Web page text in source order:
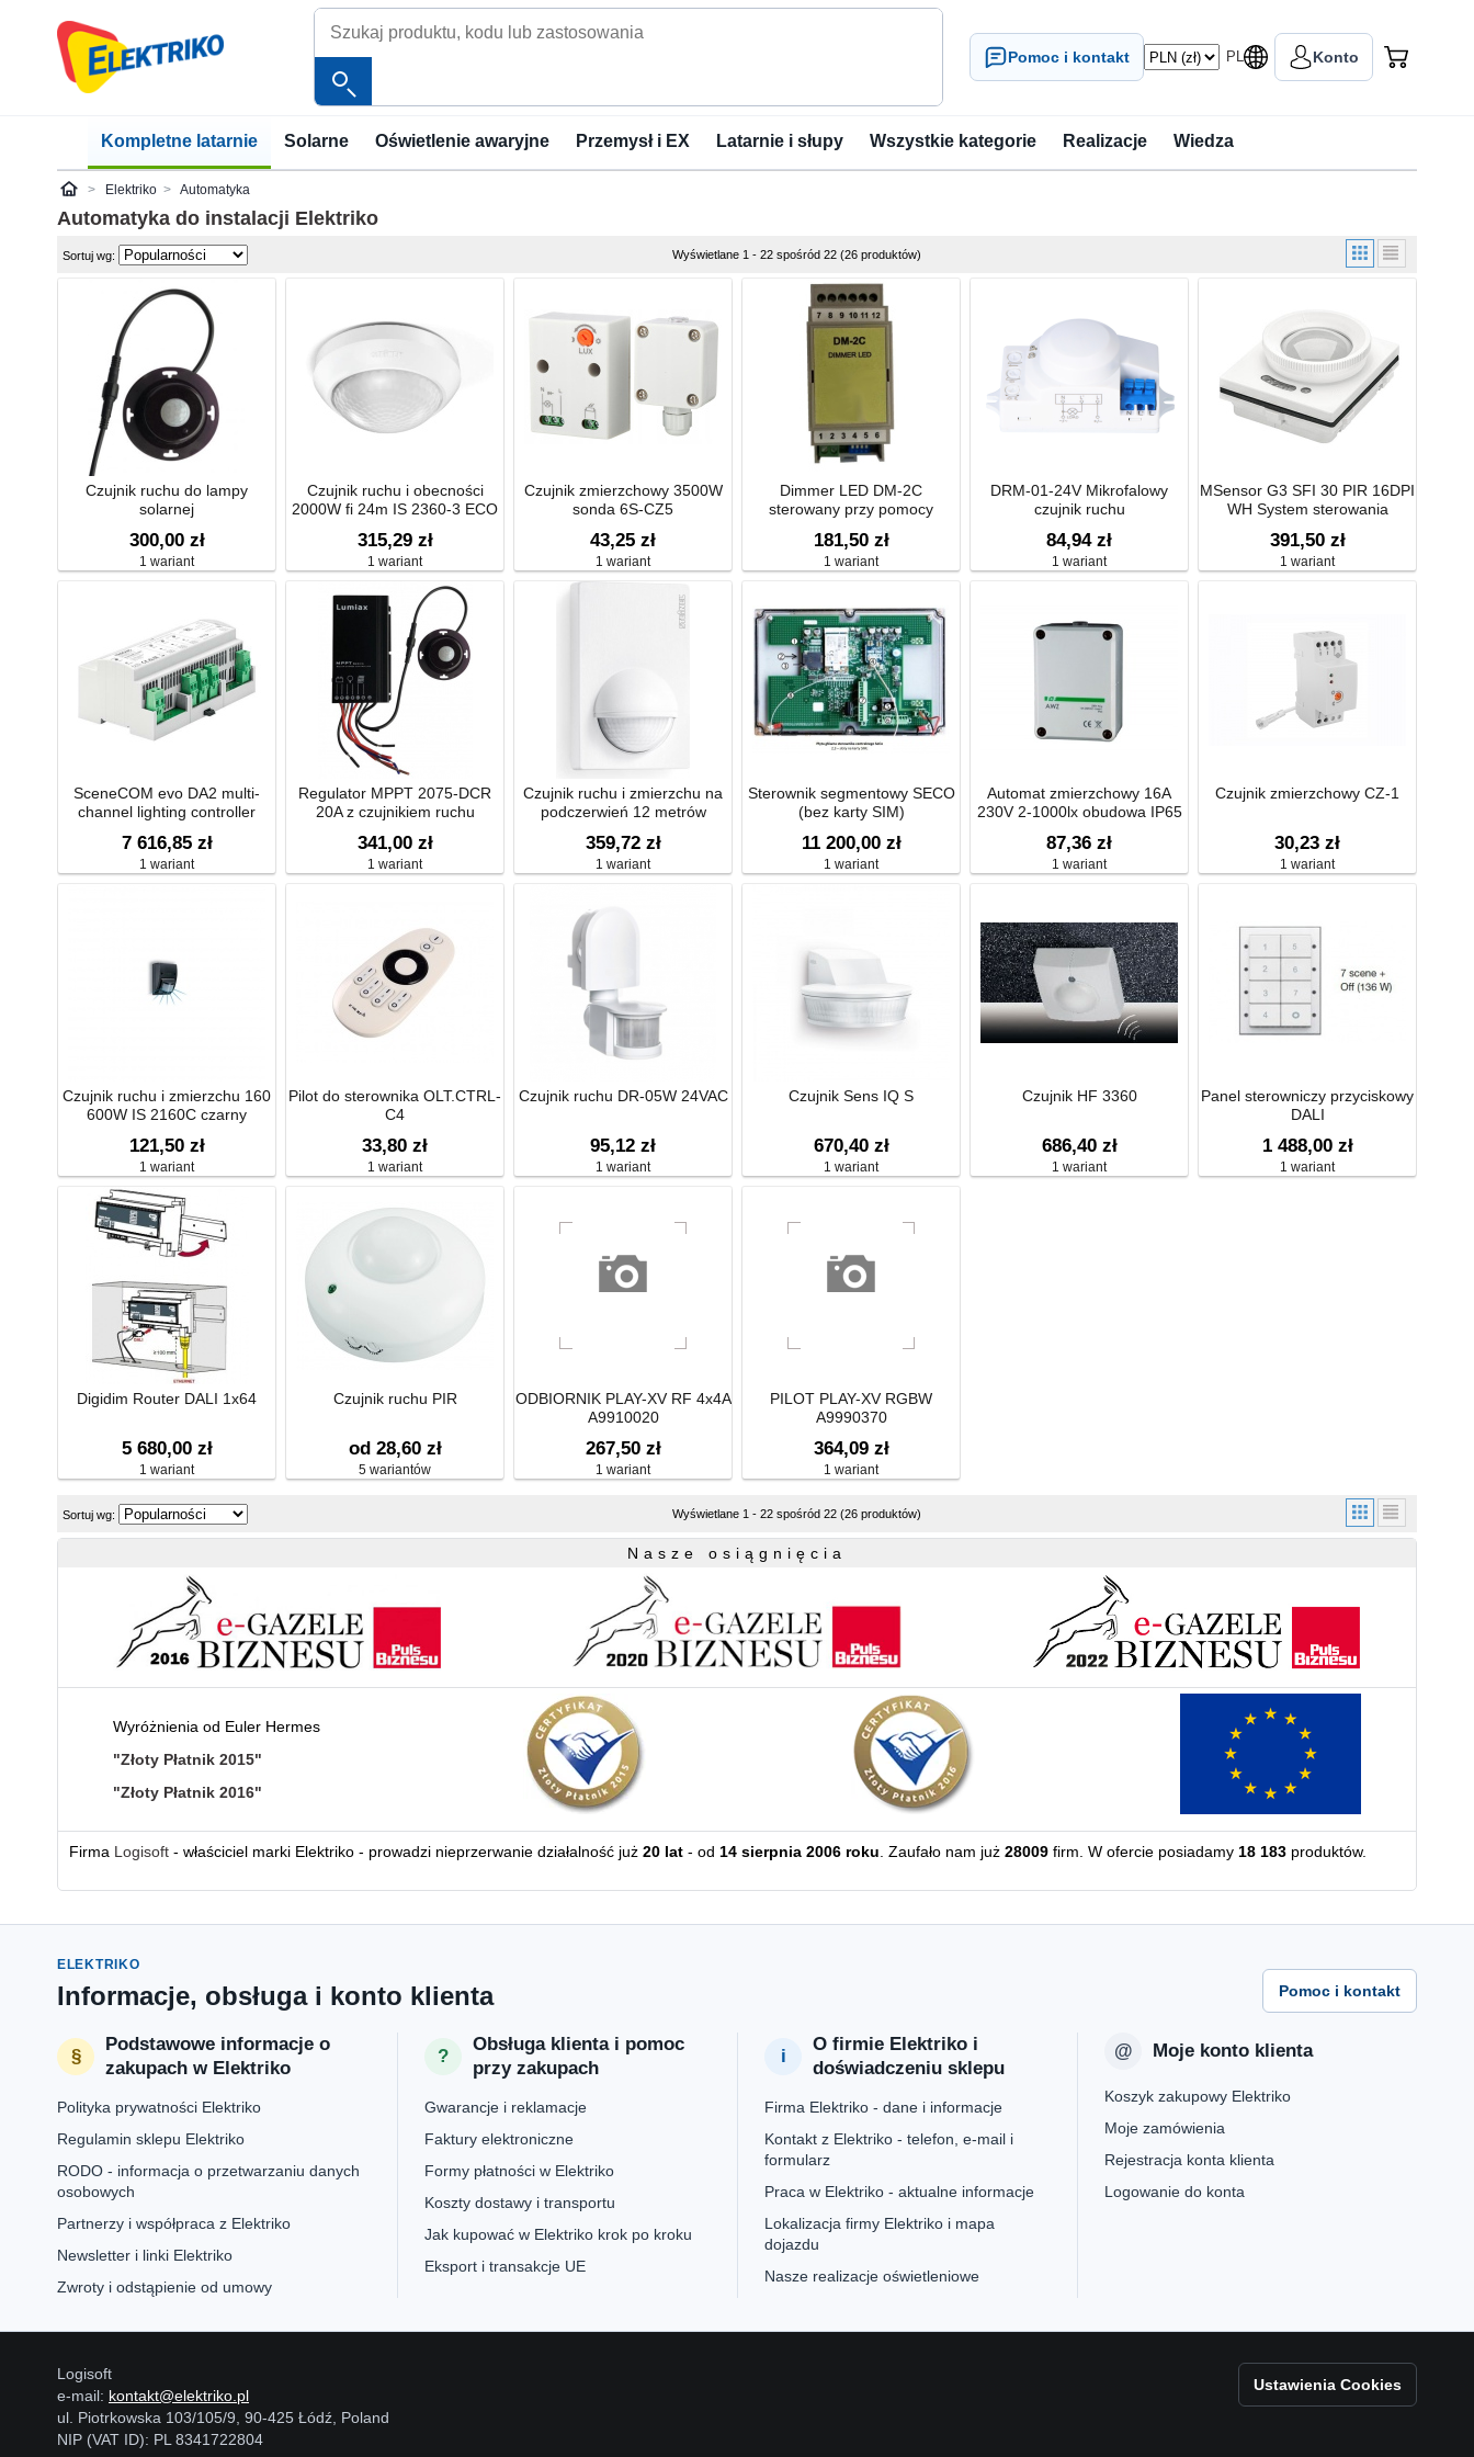
Pomoc i kontakt PL Konto
Kompletne latarnie Solarne Oświetlenie awaryjne Przemysł i EX Latarnie i słupy Wszystkie kategorie Realizacje Wiedza
ElektrikoElektriko Automatyka
Automatyka do instalacji Elektriko
Sortuj wg: Wyświetlane 1 - 22 spośród 22 (26 produktów)
Czujnik ruchu do lampy
solarnej
300,00 zł
1 wariant
Czujnik ruchu i obecności
2000W fi 24m IS 2360‑3 ECO
315,29 zł
1 wariant
Czujnik zmierzchowy 3500W
sonda 6S-CZ5
43,25 zł
1 wariant
Dimmer LED DM-2C
sterowany przy pomocy
(chwilowych)
181,50 zł
1 wariant
DRM-01-24V Mikrofalowy
czujnik ruchu
84,94 zł
1 wariant
MSensor G3 SFI 30 PIR 16DPI
WH System sterowania
TRIDONIC
391,50 zł
1 wariant
SceneCOM evo DA2 multi-
channel lighting controller
7 616,85 zł
1 wariant
Regulator MPPT 2075-DCR
20A z czujnikiem ruchu
341,00 zł
1 wariant
Czujnik ruchu i zmierzchu na
podczerwień 12 metrów
359,72 zł
1 wariant
Sterownik segmentowy SECO
(bez karty SIM)
11 200,00 zł
1 wariant
Automat zmierzchowy 16A
230V 2-1000lx obudowa IP65
87,36 zł
1 wariant
Czujnik zmierzchowy CZ-1
30,23 zł
1 wariant
Czujnik ruchu i zmierzchu 160
600W IS 2160C czarny
121,50 zł
1 wariant
Pilot do sterownika OLT.CTRL-
C4
33,80 zł
1 wariant
Czujnik ruchu DR-05W 24VAC
95,12 zł
1 wariant
Czujnik Sens IQ S
670,40 zł
1 wariant
Czujnik HF 3360
686,40 zł
1 wariant
Panel sterowniczy przyciskowy
DALI
1 488,00 zł
1 wariant
Digidim Router DALI 1x64
5 680,00 zł
1 wariant
Czujnik ruchu PIR
od 28,60 zł
5 wariantów
ODBIORNIK PLAY-XV RF 4x4A
A9910020
267,50 zł
1 wariant
PILOT PLAY-XV RGBW
A9990370
364,09 zł
1 wariant
Sortuj wg: Wyświetlane 1 - 22 spośród 22 (26 produktów)
Nasze osiągnięcia
Wyróżnienia od Euler Hermes
"Złoty Płatnik 2015"
"Złoty Płatnik 2016"
Firma Logisoft - właściciel marki Elektriko - prowadzi nieprzerwanie działalność już 20 lat - od 14 sierpnia 2006 roku. Zaufało nam już 28009 firm. W ofercie posiadamy 18 183 produktów.
ELEKTRIKO
Informacje, obsługa i konto klienta Pomoc i kontakt
Podstawowe informacje o
zakupach w Elektriko
Polityka prywatności Elektriko
Regulamin sklepu Elektriko
RODO - informacja o przetwarzaniu danych
osobowych
Partnerzy i współpraca z Elektriko
Newsletter i linki Elektriko
Zwroty i odstąpienie od umowy
Obsługa klienta i pomoc
przy zakupach
Gwarancje i reklamacje
Faktury elektroniczne
Formy płatności w Elektriko
Koszty dostawy i transportu
Jak kupować w Elektriko krok po kroku
Eksport i transakcje UE
O firmie Elektriko i
doświadczeniu sklepu
Firma Elektriko - dane i informacje
Kontakt z Elektriko - telefon, e-mail i
formularz
Praca w Elektriko - aktualne informacje
Lokalizacja firmy Elektriko i mapa
dojazdu
Nasze realizacje oświetleniowe
Moje konto klienta
Koszyk zakupowy Elektriko
Moje zamówienia
Rejestracja konta klienta
Logowanie do konta
Logisoft
e-mail: kontakt@elektriko.pl
ul. Piotrkowska 103/105/9, 90-425 Łódź, Poland
NIP (VAT ID): PL 8341722804
Ustawienia Cookies